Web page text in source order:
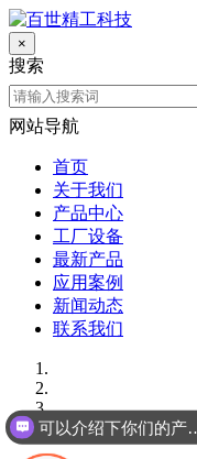
×
搜索
网站导航
首页
关于我们
产品中心
工厂设备
最新产品
应用案例
新闻动态
联系我们